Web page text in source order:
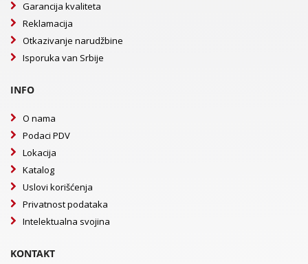
Garancija kvaliteta
Reklamacija
Otkazivanje narudžbine
Isporuka van Srbije
INFO
O nama
Podaci PDV
Lokacija
Katalog
Uslovi korišćenja
Privatnost podataka
Intelektualna svojina
KONTAKT